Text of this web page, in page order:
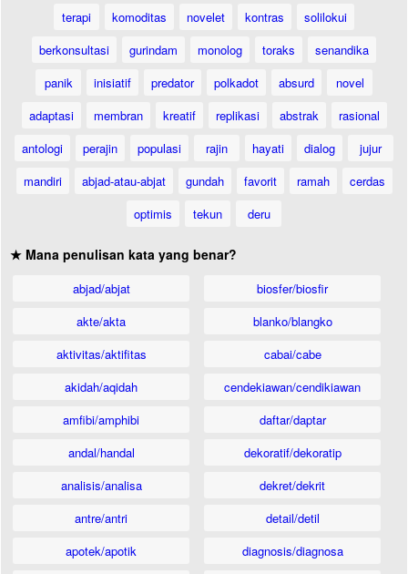
terapi
komoditas novelet kontras
solilokui
berkonsultasi
gurindam monolog toraks
senandika
panik
inisiatif predator polkadot absurd
novel
adaptasi
membran kreatif replikasi abstrak
rasional
antologi
perajin populasi rajin hayati dialog
jujur
mandiri
abjad-atau-abjat gundah favorit ramah
cerdas
optimis
tekun deru
★ Mana penulisan kata yang benar?
abjad/abjat
akte/akta
aktivitas/aktifitas
akidah/aqidah
amfibi/amphibi
andal/handal
analisis/analisa
antre/antri
apotek/apotik
biosfer/biosfir
blanko/blangko
cabai/cabe
cendekiawan/cendikiawan
daftar/daptar
dekoratif/dekoratip
dekret/dekrit
detail/detil
diagnosis/diagnosa